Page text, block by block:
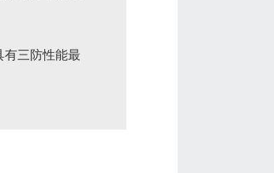
有三防性能最